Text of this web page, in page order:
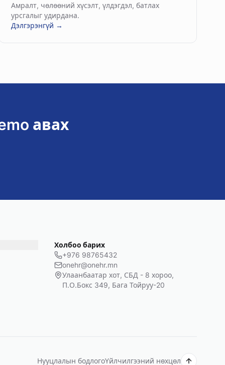
Амралт, чөлөөний хүсэлт, үлдэгдэл, батлах
урсгалыг удирдана.
Дэлгэрэнгүй →
авах
Холбоо барих
+976 98765432
onehr@onehr.mn
Улаанбаатар хот, СБД - 8 хороо,
П.О.Бокс 349, Бага Тойруу-20
Нууцлалын бодлогоҮйлчилгээний нөхцөл